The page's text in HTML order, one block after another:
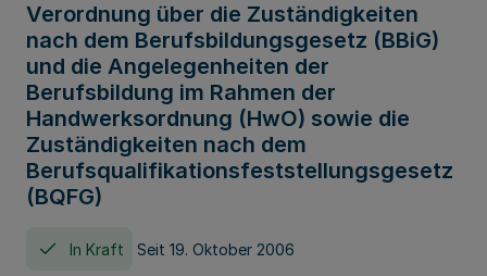
Verordnung über die Zuständigkeiten
nach dem Berufsbildungsgesetz (BBiG)
und die Angelegenheiten der
Berufsbildung im Rahmen der
Handwerksordnung (HwO) sowie die
Zuständigkeiten nach dem
Berufsqualifikationsfeststellungsgesetz
(BQFG)
In Kraft Seit 19. Oktober 2006